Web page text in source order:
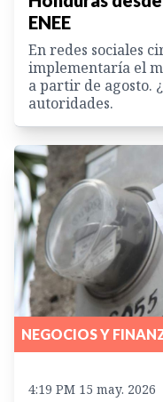
ENEE
En redes sociales
implementaría el
a partir de agosto.
autoridades.
NEGOCIOS Y
4:19 PM 15 may. 2026